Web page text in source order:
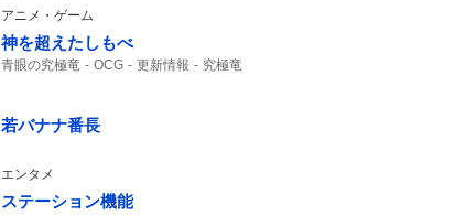
アニメ・ゲーム
神を超えたしもべ
青眼の究極竜 OCG 更新情報 究極竜
若バナナ番長
エンタメ
ステーション機能